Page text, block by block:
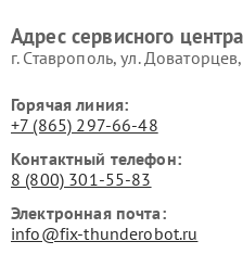
Адрес сервисного
г. Ставрополь, ул.
Горячая линия:
+7 (865) 297-66-48
Контактный телефон:
8 (800) 301-55-83
Электронная почта:
info@fix-thunderobot.ru